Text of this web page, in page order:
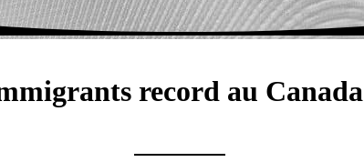
record au Canada